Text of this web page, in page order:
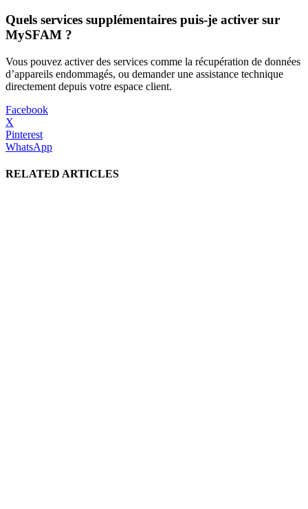
Quels services supplémentaires puis-je activer sur
MySFAM ?
Vous pouvez activer des services comme la récupération de données
d’appareils endommagés, ou demander une assistance technique
directement depuis votre espace client.
Facebook
X
Pinterest
WhatsApp
RELATED ARTICLES